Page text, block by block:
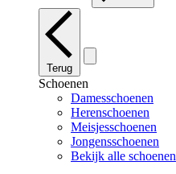
Terug
Schoenen
Damesschoenen
Herenschoenen
Meisjesschoenen
Jongensschoenen
Bekijk alle schoenen